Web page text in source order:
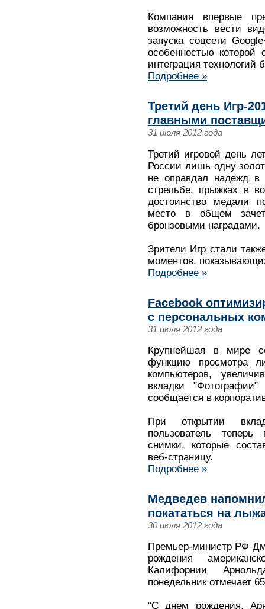
Компания впервые
возможность вести
запуска соцсети
особенностью которой
интеграция
Подробнее »
Третий день Игр-
главными
31 июля 2012 года
Третий игровой день
России лишь одну
не оправдал надежд в
стрельбе, прыжках в
достоинство медали
место в общем
бронзовыми наградами.
Зрители Игр стали
моментов,
Подробнее »
Facebook
с персональных
31 июля 2012 года
Крупнейшая в мире
функцию просмотра
компьютеров,
вкладки
сообщается в
При открытии
пользователь теперь
снимки, которые
веб-страницу.
Подробнее »
Медведев
покататься на
30 июля 2012 года
Премьер-министр РФ
рождения
Калифорнии
понедельник отмечает
"С днем рождения,